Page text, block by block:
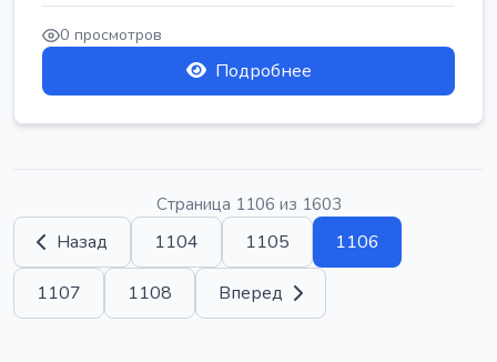
0 просмотров
Подробнее
Страница 1106 из 1603
Назад 1104 1105 1106
1107 1108 Вперед